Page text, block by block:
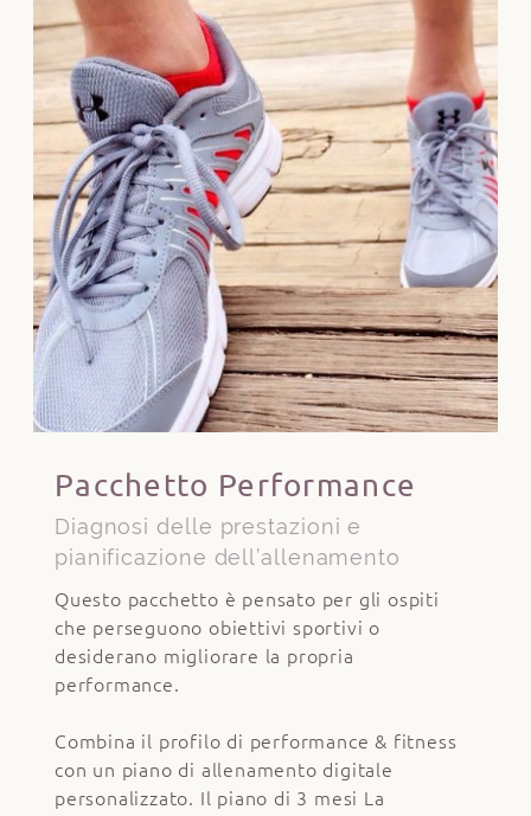
Pacchetto Performance
Diagnosi delle prestazioni e
pianificazione dell’allenamento
Questo pacchetto è pensato per gli ospiti
che perseguono obiettivi sportivi o
desiderano migliorare la propria
performance.
Combina il profilo di performance & fitness
con un piano di allenamento digitale
personalizzato. Il piano di 3 mesi La